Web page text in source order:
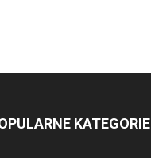
KATEGORIE